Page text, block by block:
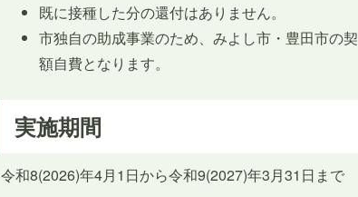
既に接種した分の還付はありません。
市独自の助成事業のため、みよし市・豊田市の
額自費となります。
実施期間
令和8(2026)年4月1日から令和9(2027)年3月31日まで